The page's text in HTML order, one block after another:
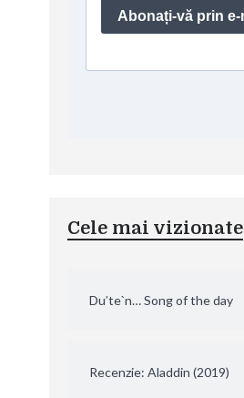
Cele mai vizionate
Du’te`n… Song of the day
Recenzie: Aladdin (2019)